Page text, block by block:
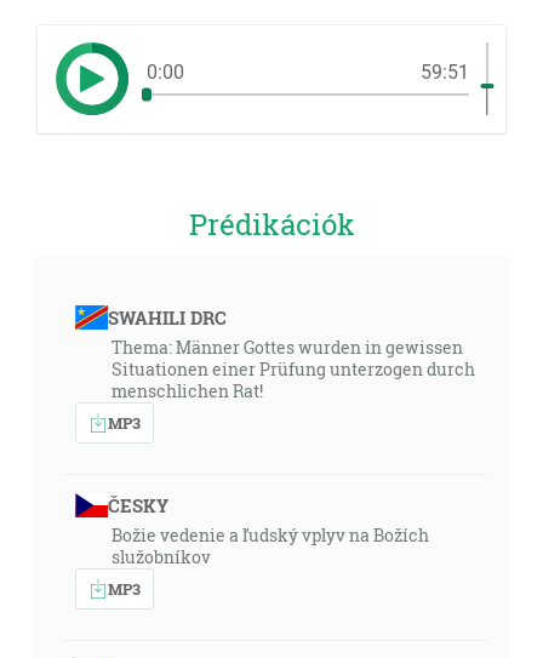
0:00 59:51
Prédikációk
SWAHILI DRC
Thema: Männer Gottes wurden in gewissen
Situationen einer Prüfung unterzogen durch
menschlichen Rat!
MP3
ČESKY
Božie vedenie a ľudský vplyv na Božích
služobníkov
MP3